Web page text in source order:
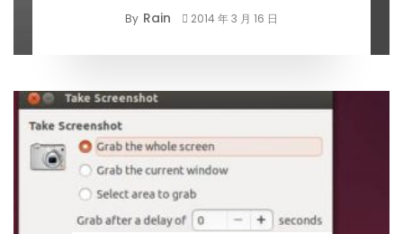
By Rain 2014 年 3 月 16 日